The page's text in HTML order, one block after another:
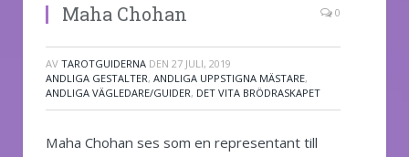
Maha Chohan 0
AV TAROTGUIDERNA DEN 27 JULI, 2019
ANDLIGA GESTALTER, ANDLIGA UPPSTIGNA MÄSTARE,
ANDLIGA VÄGLEDARE/GUIDER, DET VITA BRÖDRASKAPET
Maha Chohan ses som en representant till